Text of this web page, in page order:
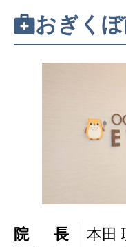
おぎく
院長
本田